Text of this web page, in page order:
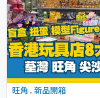
旺角 . 新品開箱